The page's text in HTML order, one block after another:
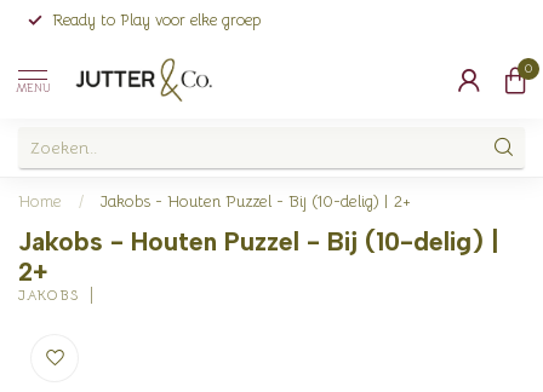
Ready to Play voor elke groep
MENU
0
Home / Jakobs - Houten Puzzel - Bij (10-delig) | 2+
Jakobs - Houten Puzzel - Bij (10-delig) |
2+
JAKOBS